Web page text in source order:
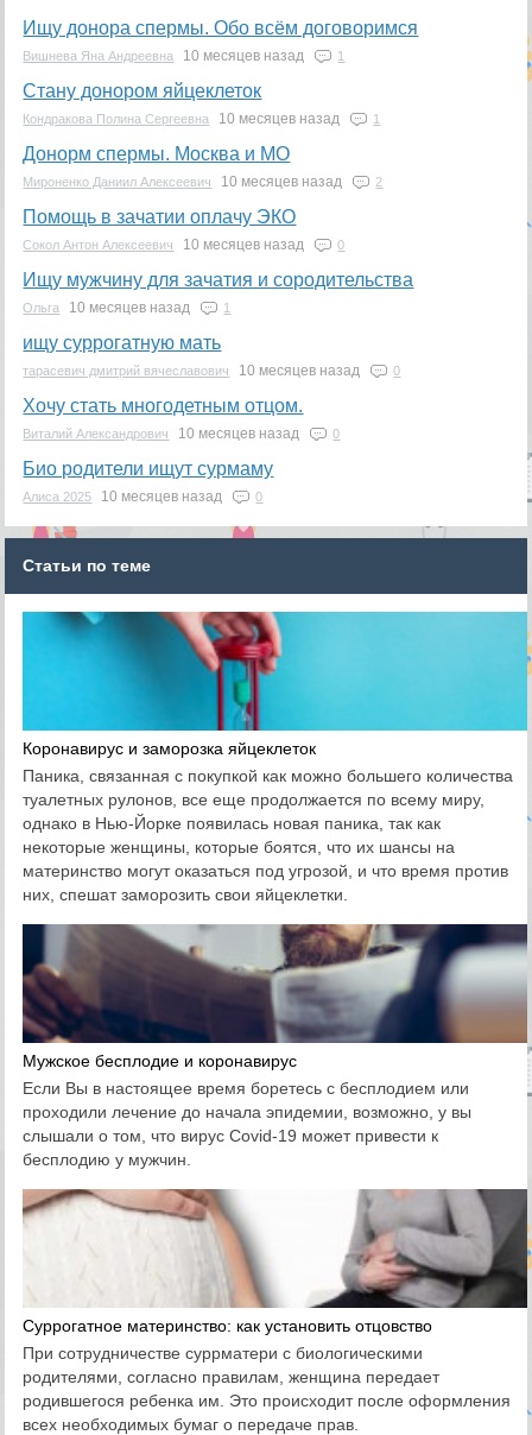
Ищу донора спермы. Обо всём договоримся
Вишнева Яна Андреевна 10 месяцев назад 1
Стану донором яйцеклеток
Кондракова Полина Сергеевна 10 месяцев назад 1
Донорм спермы. Москва и МО
Мироненко Даниил Алексеевич 10 месяцев назад 2
Помощь в зачатии оплачу ЭКО
Сокол Антон Алексеевич 10 месяцев назад 0
Ищу мужчину для зачатия и сородительства
Ольга 10 месяцев назад 1
ищу суррогатную мать
тарасевич дмитрий вячеславович 10 месяцев назад 0
Хочу стать многодетным отцом.
Виталий Александрович 10 месяцев назад 0
Био родители ищут сурмаму
Алиса 2025 10 месяцев назад 0
Статьи по теме
Коронавирус и заморозка яйцеклеток
Паника, связанная с покупкой как можно большего количества
туалетных рулонов, все еще продолжается по всему миру,
однако в Нью-Йорке появилась новая паника, так как
некоторые женщины, которые боятся, что их шансы на
материнство могут оказаться под угрозой, и что время против
них, спешат заморозить свои яйцеклетки.
Мужское бесплодие и коронавирус
Если Вы в настоящее время боретесь с бесплодием или
проходили лечение до начала эпидемии, возможно, у вы
слышали о том, что вирус Covid-19 может привести к
бесплодию у мужчин.
Суррогатное материнство: как установить отцовство
При сотрудничестве суррматери с биологическими
родителями, согласно правилам, женщина передает
родившегося ребенка им. Это происходит после оформления
всех необходимых бумаг о передаче прав.